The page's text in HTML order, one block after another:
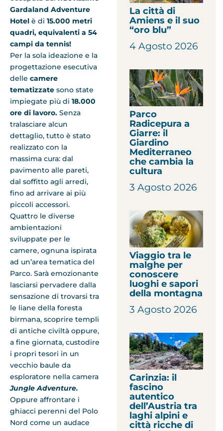
Gardaland Adventure
Hotel è di 15.000 metri
quadri, equivalenti a 54
campi da tennis!
Per la sola ideazione e la
progettazione esecutiva
delle camere
tematizzate sono state
impiegate più di 18.000
ore di lavoro. Senza
tralasciare alcun
dettaglio, tutto è stato
realizzato con la
massima cura: dal
pavimento alle pareti,
dal soffitto agli arredi,
fino ad arrivare ai più
piccoli accessori.
Quattro le diverse
ambientazioni
sviluppate per le
camere, ognuna ispirata
ad un’area tematica del
Parco. Sarà emozionante
lasciarsi pervadere dalla
sensazione di trovarsi tra
le liane della foresta
birmana, scoprire templi
di antiche civiltà oppure,
a fine giornata, custodire
i propri tesori in un
vecchio baule da
esploratore nella camera
Jungle Adventure.
Oppure affrontare i
ghiacci perenni del Polo
Nord come un audace
La città di
Amiens e il suo
“oro blu”
4 Agosto 2026
Parco
Radicepura a
Giarre: il
Giardino
Mediterraneo
che cambia la
cultura
3 Agosto 2026
Viaggio tra le
malghe per
conoscere
luoghi e sapori
della montagna
3 Agosto 2026
Carinzia: il
fascino
autentico
dell’Austria tra
laghi alpini e
città ricche di